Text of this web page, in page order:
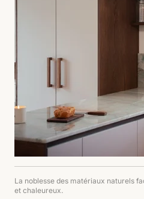
La noblesse des matériaux naturels
et chaleureux.